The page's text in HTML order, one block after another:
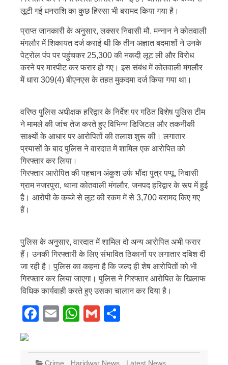
लूटी गई धनराशि का कुछ हिस्सा भी बरामद किया गया है।
प्राप्त जानकारी के अनुसार, लक्सर निवासी मौ. मन्नान ने कोतवाली
मंगलौर में शिकायत दर्ज कराई थी कि तीन अज्ञात बदमाशों ने उनके
पेट्रोल पंप पर पहुंचकर 25,300 की नकदी लूट ली और विरोध
करने पर मारपीट कर फरार हो गए। इस संबंध में कोतवाली मंगलौर
में धारा 309(4) बीएनएस के तहत मुकदमा दर्ज किया गया था।
वरिष्ठ पुलिस अधीक्षक हरिद्वार के निर्देश पर गठित विशेष पुलिस टीम
ने मामले की जांच तेज करते हुए विभिन्न डिजिटल और तकनीकी
साक्ष्यों के आधार पर आरोपितों की तलाश शुरू की। लगातार
प्रयासों के बाद पुलिस ने वारदात में शामिल एक आरोपित को
गिरफ्तार कर लिया।
गिरफ्तार आरोपित की पहचान अंकुश उर्फ भौंदा पुत्र पप्पू, निवासी
ग्राम नजरपुरा, थाना कोतवाली मंगलौर, जनपद हरिद्वार के रूप में हुई
है। आरोपी के कब्जे से लूट की रकम में से 3,700 बरामद किए गए
हैं।
पुलिस के अनुसार, वारदात में शामिल दो अन्य आरोपित अभी फरार
हैं। उनकी गिरफ्तारी के लिए संभावित ठिकानों पर लगातार दबिश दी
जा रही है। पुलिस का कहना है कि जल्द ही शेष आरोपितों को भी
गिरफ्तार कर लिया जाएगा। पुलिस ने गिरफ्तार आरोपित के खिलाफ
विधिक कार्यवाही करते हुए उसका चालान कर दिया है।
Facebook
EmailWhatsApp
Gmail
Crime Haridwar News Latest News